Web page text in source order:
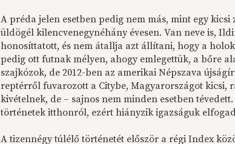
A préda jelen esetben pedig nem más, mint egy
üldögél kilencvenegynéhány évesen. Van neve is,
honosíttatott, és nem átallja azt állítani, hogy a
pedig ott futnak mélyen, ahogy emlegettük, a bőre
szajkózok, de 2012-ben az amerikai Népszava
reptérről fuvarozott a Citybe, Magyarországot kicsi,
kivételnek, de – sajnos nem minden esetben
történetek itthonról, ezért hiányzik igazságuk
A tizennégy túlélő történetét először a régi Index